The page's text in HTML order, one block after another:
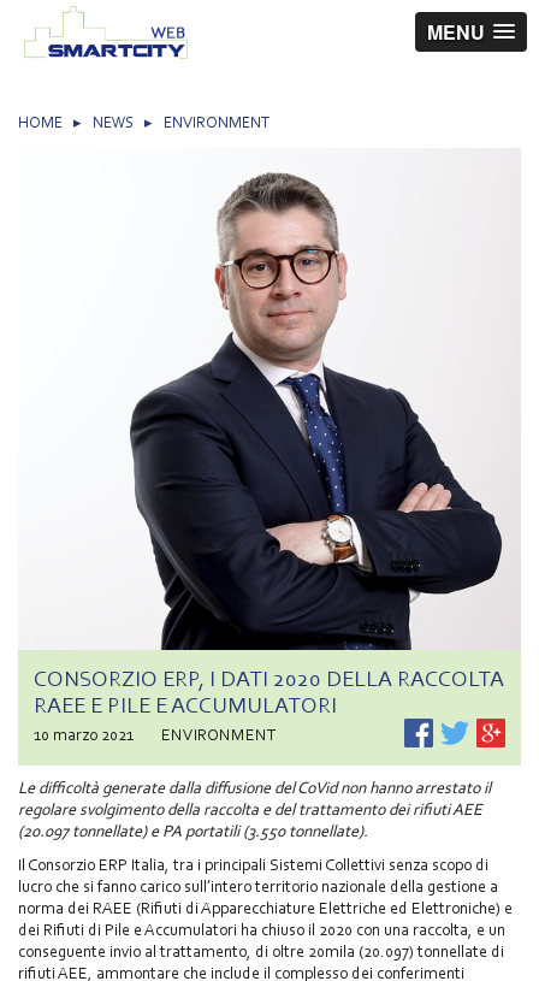
MENU
HOME ▸ NEWS ▸ ENVIRONMENT
CONSORZIO ERP, I DATI 2020 DELLA RACCOLTA
RAEE E PILE E ACCUMULATORI
10 marzo 2021 ENVIRONMENT
Le difficoltà generate dalla diffusione del CoVid non hanno arrestato il
regolare svolgimento della raccolta e del trattamento dei rifiuti AEE
(20.097 tonnellate) e PA portatili (3.550 tonnellate).
Il Consorzio ERP Italia, tra i principali Sistemi Collettivi senza scopo di
lucro che si fanno carico sull’intero territorio nazionale della gestione a
norma dei RAEE (Rifiuti di Apparecchiature Elettriche ed Elettroniche) e
dei Rifiuti di Pile e Accumulatori ha chiuso il 2020 con una raccolta, e un
conseguente invio al trattamento, di oltre 20mila (20.097) tonnellate di
rifiuti AEE, ammontare che include il complesso dei conferimenti